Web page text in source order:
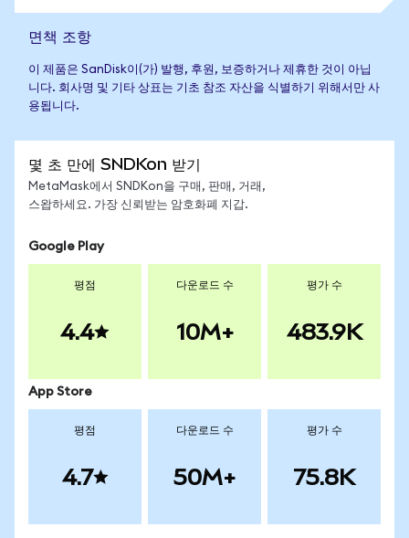
면책 조항
이 제품은 SanDisk이(가) 발행, 후원, 보증하거나 제휴한 것이 아닙
니다. 회사명 및 기타 상표는 기초 참조 자산을 식별하기 위해서만 사
용됩니다.
몇 초 만에 SNDKon 받기
MetaMask에서 SNDKon을 구매, 판매, 거래,
스왑하세요. 가장 신뢰받는 암호화폐 지갑.
Google Play
평점
4.4
다운로드 수
10M+
평가 수
483.9K
App Store
평점
4.7
다운로드 수
50M+
평가 수
75.8K